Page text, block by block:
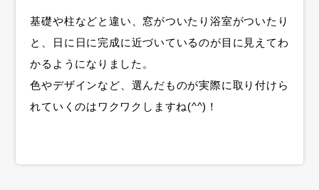
基礎や柱などと違い、窓がついたり浴室がついたり
と、日に日に完成に近づいているのが目に見えてわ
かるようになりました。
色やデザインなど、選んだものが実際に取り付けら
れていくのはワクワクしますね(^^)！